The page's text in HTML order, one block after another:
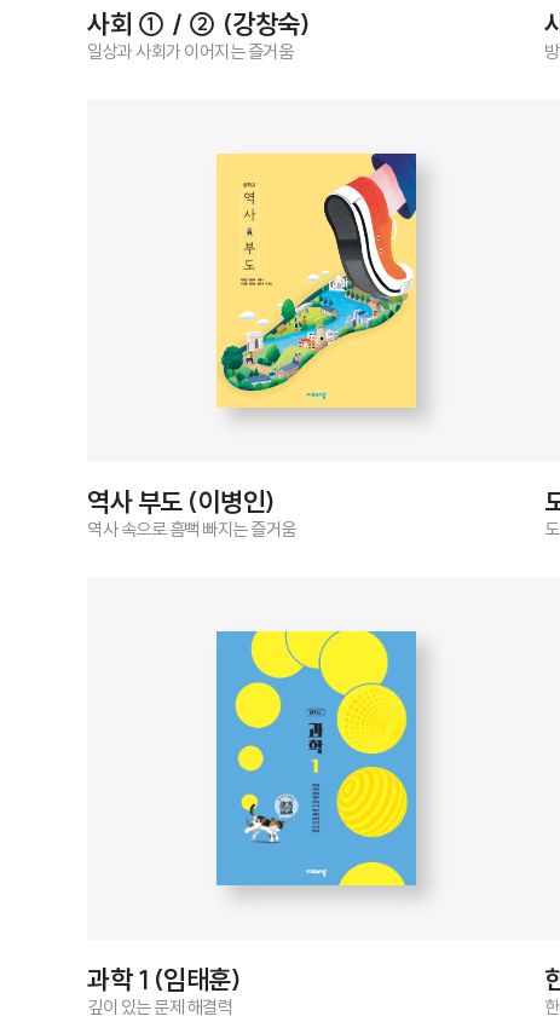
사회 ① / ② (강창숙)
일상과 사회가 이어지는 즐거움
역사 부도 (이병인)
역사 속으로 흠뻑 빠지는 즐거움
과학 1 (임태훈)
깊이 있는 문제 해결력